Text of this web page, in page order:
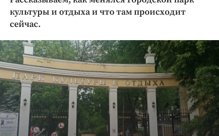
Криминал
Культура
Образование
Общество
Погода
Праздники
Происшествия
Спорт
культуры и отдыха и что там происходит
сейчас.